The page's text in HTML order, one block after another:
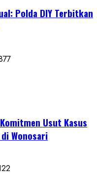
Polda DIY Terbitkan
Usut Kasus
Wonosari